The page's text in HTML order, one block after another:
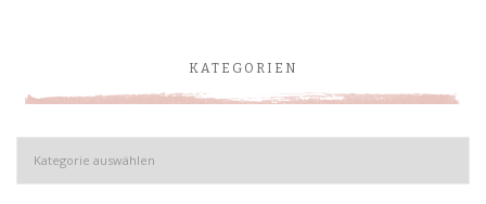
KATEGORIEN
Kategorien